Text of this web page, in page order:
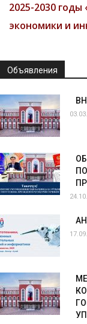
2025-2030
экономики и
Объявления